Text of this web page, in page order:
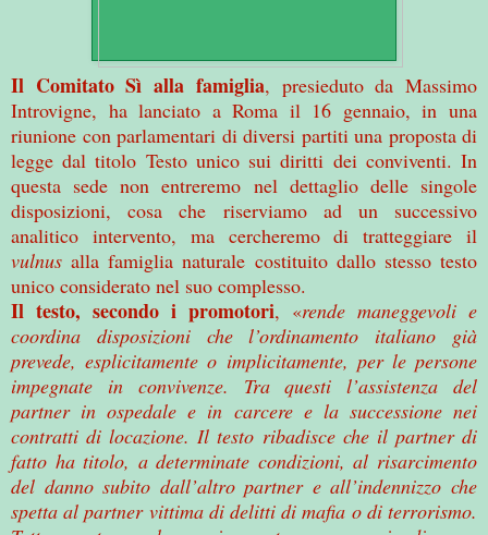
Il Comitato Sì alla famiglia, presieduto da Massimo
Introvigne, ha lanciato a Roma il 16 gennaio, in una
riunione con parlamentari di diversi partiti una proposta di
legge dal titolo Testo unico sui diritti dei conviventi. In
questa sede non entreremo nel dettaglio delle singole
disposizioni, cosa che riserviamo ad un successivo
analitico intervento, ma cercheremo di tratteggiare il
vulnus alla famiglia naturale costituito dallo stesso testo
unico considerato nel suo complesso.
Il testo, secondo i promotori, «rende maneggevoli e
coordina disposizioni che l’ordinamento italiano già
prevede, esplicitamente o implicitamente, per le persone
impegnate in convivenze. Tra questi l’assistenza del
partner in ospedale e in carcere e la successione nei
contratti di locazione. Il testo ribadisce che il partner di
fatto ha titolo, a determinate condizioni, al risarcimento
del danno subito dall’altro partner e all’indennizzo che
spetta al partner vittima di delitti di mafia o di terrorismo.